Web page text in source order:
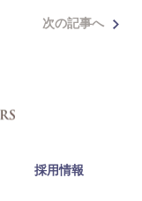
次の記事へ
採用情報